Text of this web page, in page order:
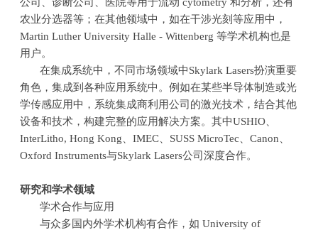
农业分选器等；在其他领域中，如在干涉光刻等应用中，
Martin Luther University Halle - Wittenberg等学术机构也是
用户。
在集成系统中，不同市场领域中Skylark Lasers扮演重要
角色，集成到各种应用系统中。例如在某些半导体制造或光
学传感应用中，系统集成商利用公司的激光技术，结合其他
设备和技术，构建完整的应用解决方案。其中USHIO
InterLitho, Hong Kong 、IMEC SUSS MicroTec 、Canon
Oxford Instruments与Skylark Lasers公司深度合作。
研究和学术领域
学术合作与应用
与众多国内外学术机构有合作，如 University of